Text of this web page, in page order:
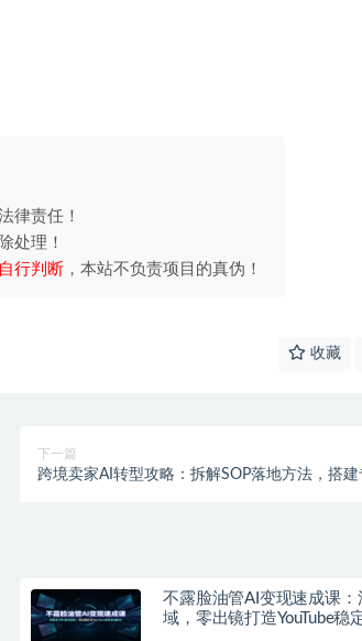
律责任！
处理！
自行判断 ，本站不负责项目的真伪！
收藏
下一篇
跨境卖家AI转型攻略：拆解SOP落地方法，搭
不露脸油管AI变现速成课
域，零出镜打造YouTube稳